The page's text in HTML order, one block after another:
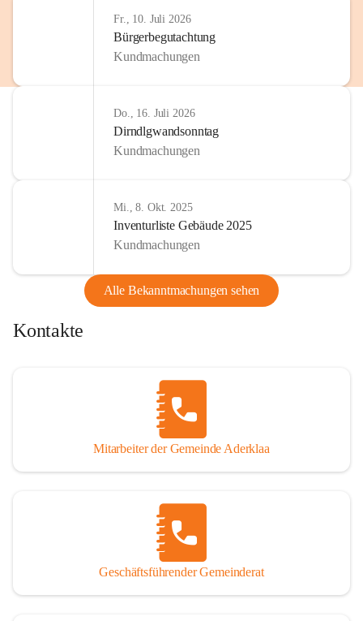
Fr., 10. Juli 2026
Bürgerbegutachtung
Kundmachungen
Do., 16. Juli 2026
Dirndlgwandsonntag
Kundmachungen
Mi., 8. Okt. 2025
Inventurliste Gebäude 2025
Kundmachungen
Alle Bekanntmachungen sehen
Kontakte
Mitarbeiter der Gemeinde Aderklaa
Geschäftsführender Gemeinderat